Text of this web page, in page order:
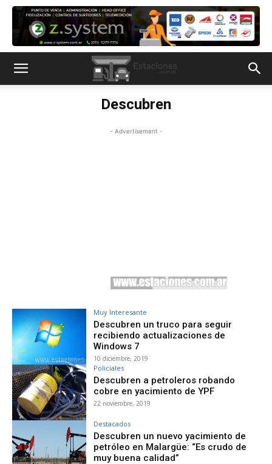
Descubren
- Advertisement -
Muy Interesante
Descubren un truco para seguir
recibiendo actualizaciones de
Windows 7
10 diciembre, 2019
Policiales
Descubren a petroleros robando
cobre en yacimiento de YPF
22 noviembre, 2019
Destacados
Descubren un nuevo yacimiento de
petróleo en Malargüe: “Es crudo de
muy buena calidad”